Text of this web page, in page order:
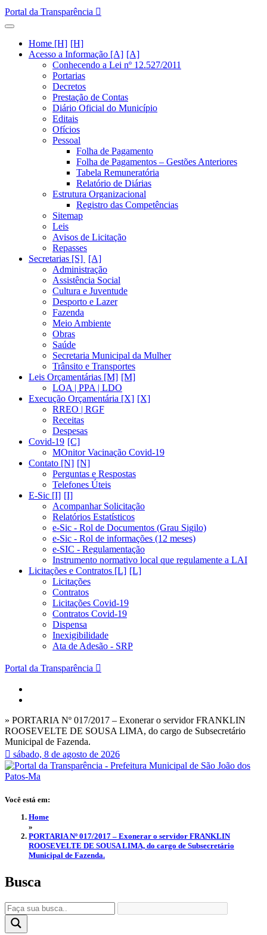
Portal da Transparência
Home [H]
Acesso a Informação [A]
Conhecendo a Lei nº 12.527/2011
Portarias
Decretos
Prestação de Contas
Diário Oficial do Município
Editais
Ofícios
Pessoal
Folha de Pagamento
Folha de Pagamentos – Gestões Anteriores
Tabela Remuneratória
Relatório de Diárias
Estrutura Organizacional
Registro das Competências
Sitemap
Leis
Avisos de Licitação
Repasses
Secretarias [S]
Administração
Assistência Social
Cultura e Juventude
Desporto e Lazer
Fazenda
Meio Ambiente
Obras
Saúde
Secretaria Municipal da Mulher
Trânsito e Transportes
Leis Orçamentárias [M]
LOA | PPA | LDO
Execução Orçamentária [X]
RREO | RGF
Receitas
Despesas
Covid-19
MOnitor Vacinação Covid-19
Contato [N]
Perguntas e Respostas
Telefones Úteis
E-Sic [I]
Acompanhar Solicitação
Relatórios Estatísticos
e-Sic - Rol de Documentos (Grau Sigilo)
e-Sic - Rol de informações (12 meses)
e-SIC - Regulamentação
Instrumento normativo local que regulamente a LAI
Licitações e Contratos [L]
Licitações
Contratos
Licitações Covid-19
Contratos Covid-19
Dispensa
Inexigibilidade
Ata de Adesão - SRP
Portal da Transparência
» PORTARIA Nº 017/2017 – Exonerar o servidor FRANKLIN
ROOSEVELTE DE SOUSA LIMA, do cargo de Subsecretário
Municipal de Fazenda.
sábado, 8 de agosto de 2026
Você está em:
Home
»
PORTARIA Nº 017/2017 – Exonerar o servidor FRANKLIN
ROOSEVELTE DE SOUSA LIMA, do cargo de Subsecretário
Municipal de Fazenda.
Busca